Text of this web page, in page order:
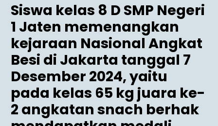
Siswa kelas 8 D SMP Negeri
1 Jaten memenangkan
kejaraan Nasional Angkat
Besi di Jakarta tanggal 7
Desember 2024, yaitu
pada kelas 65 kg juara ke-
2 angkatan snach berhak